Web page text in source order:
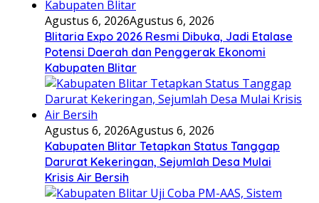
Agustus 6, 2026Agustus 6, 2026
Blitaria Expo 2026 Resmi Dibuka, Jadi Etalase
Potensi Daerah dan Penggerak Ekonomi
Kabupaten Blitar
Agustus 6, 2026Agustus 6, 2026
Kabupaten Blitar Tetapkan Status Tanggap
Darurat Kekeringan, Sejumlah Desa Mulai
Krisis Air Bersih